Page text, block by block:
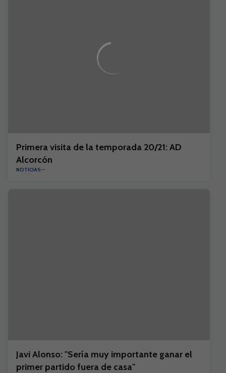
Primera visita de la temporada 20/21: AD
Alcorcón
NOTICIAS
Javi Alonso: "Sería muy importante ganar el
primer partido fuera de casa"